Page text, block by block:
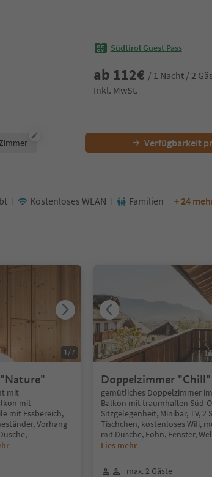
Südtirol Guest Pass
ab 112€ / 1 Nacht / 2
Inkl. MwSt.
Verfügbarkeit
Kostenloses WLAN Familien + 24
mit
mit
mit Essbereich,
Vorhang
1/7
Doppelzimmer "Chill"
gemütliches Doppelzimmer
Balkon mit traumhaften Süd-
Sitzgelegenheit, Minibar, TV, 2
Tischchen, kostenloses Wifi,
mit Dusche, Föhn, Fenster,
Lies mehr
max. 2 Gäste